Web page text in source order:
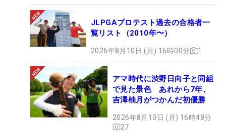
JLPGAプロテスト過去の合格者一
覧リスト（2010年〜）
2026年8月10日 (月) 16時00分 1
アマ時代に渋野日向子と同組
で見た景色 あれから7年、
吉澤柚月がつかんだ初優勝
2026年8月10日 (月) 16時48分
27